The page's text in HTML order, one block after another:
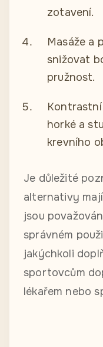
zotavení.
Masáže a
snižovat
pružnost.
horké a
krevního
Je důležité
alternativy
jsou
správném
jakýchkoli
sportovcům
lékařem nebo